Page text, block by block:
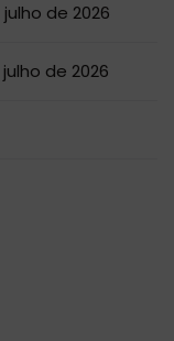
julho de 2026
julho de 2026